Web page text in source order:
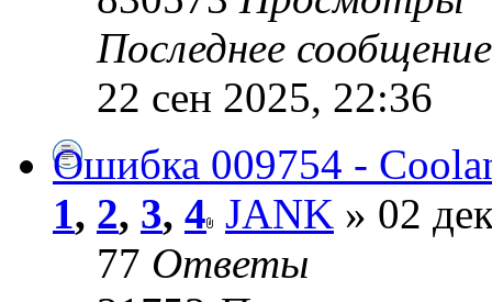
Последнее
22 сен 2025, 22:36
Ошибка 009754 -
1, 2, 3, 4 JANK » 02
77 Ответы